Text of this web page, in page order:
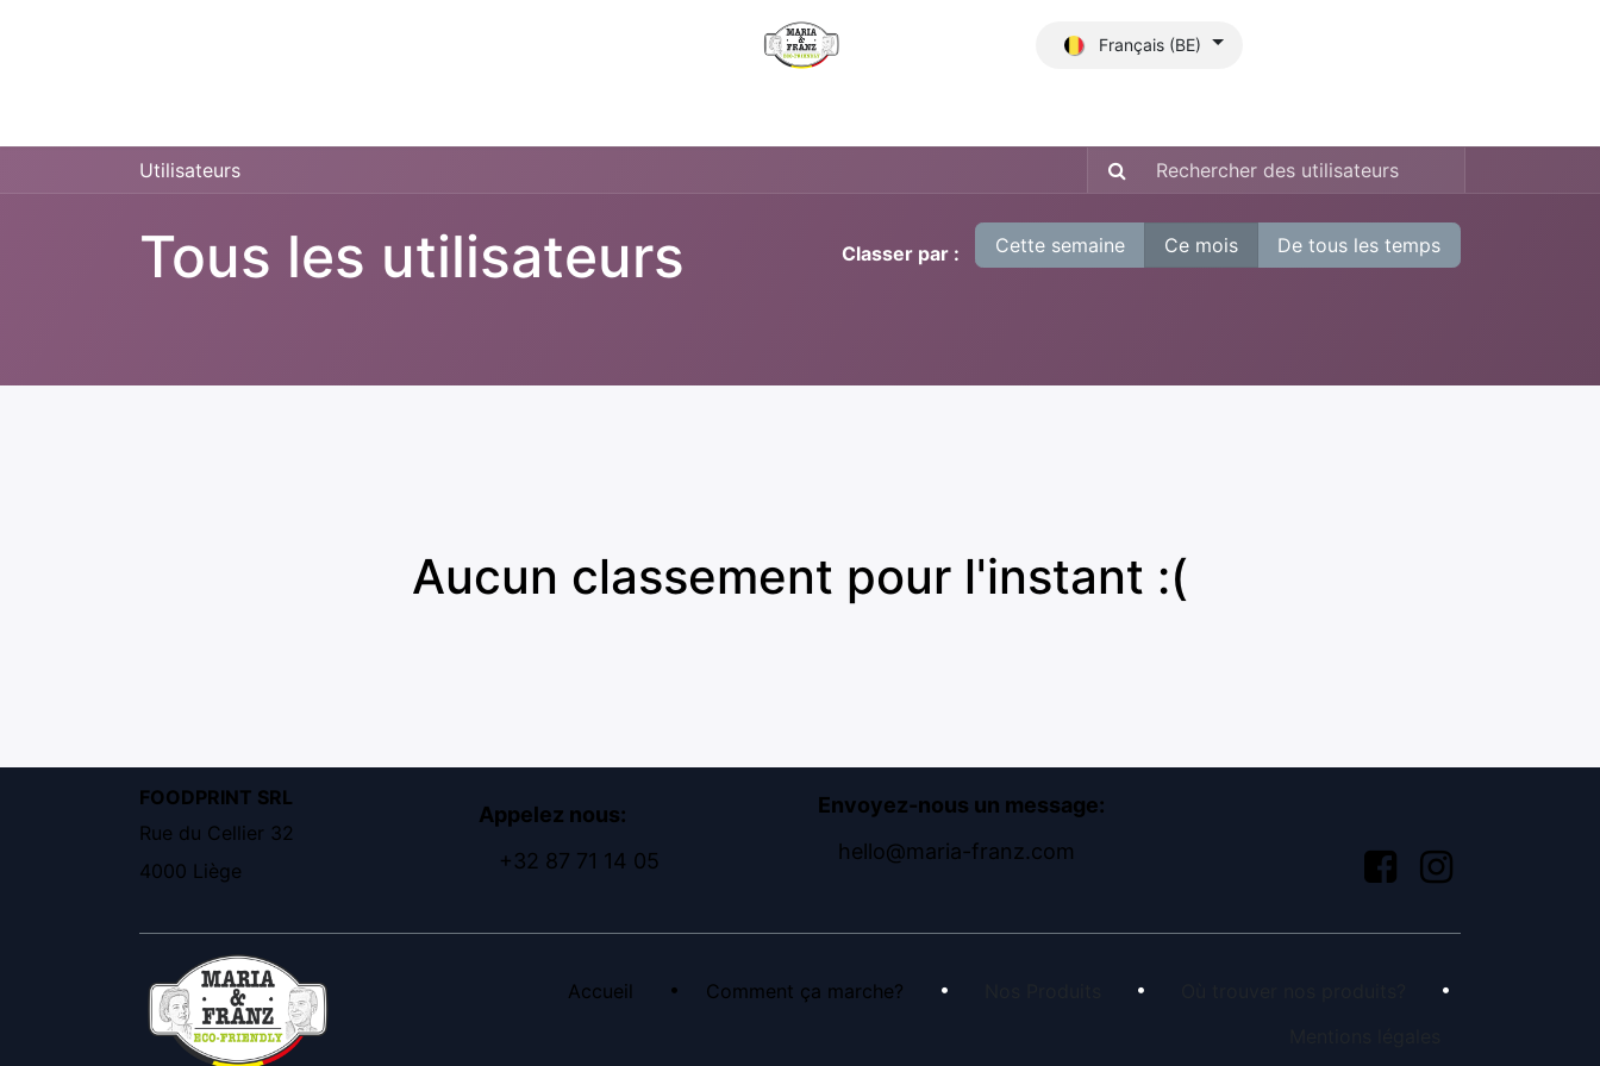
Français (BE)
Utilisateurs
Tous les utilisateurs Classer par : Cette semaine Ce mois De tous les temps
Aucun classement pour l'instant :(
FOODPRINT SRL
Rue du Cellier 32
4000 Liège
Appelez nous:
+32 87 71 14 05
Envoyez-nous un message:
hello@maria-franz.com
Accueil • ​Comment ça marche? • •
•